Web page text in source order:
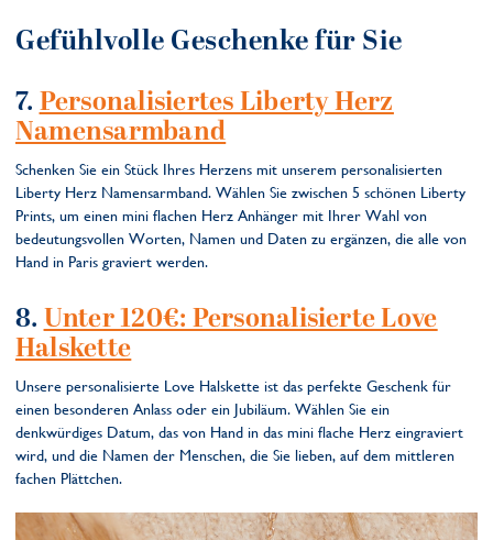
Gefühlvolle Geschenke für Sie
7.Personalisiertes Liberty Herz
Namensarmband
Schenken Sie ein Stück Ihres Herzens mit unserem personalisierten
Liberty Herz Namensarmband. Wählen Sie zwischen 5 schönen Liberty
Prints, um einen mini flachen Herz Anhänger mit Ihrer Wahl von
bedeutungsvollen Worten, Namen und Daten zu ergänzen, die alle von
Hand in Paris graviert werden.
8.Unter 120€: Personalisierte Love
Halskette
Unsere personalisierte Love Halskette ist das perfekte Geschenk für
einen besonderen Anlass oder ein Jubiläum. Wählen Sie ein
denkwürdiges Datum, das von Hand in das mini flache Herz eingraviert
wird, und die Namen der Menschen, die Sie lieben, auf dem mittleren
fachen Plättchen.